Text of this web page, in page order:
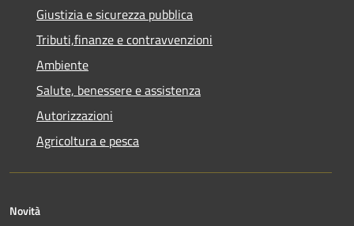
Giustizia e sicurezza pubblica
Tributi,finanze e contravvenzioni
Ambiente
Salute, benessere e assistenza
Autorizzazioni
Agricoltura e pesca
Novità